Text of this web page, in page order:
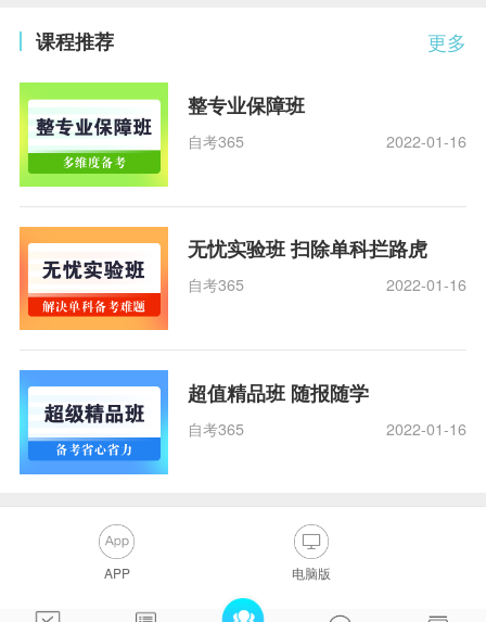
更多
课程推荐
整专业保障班
自考365 2022-01-16
无忧实验班 扫除单科拦路虎
自考365 2022-01-16
超值精品班 随报随学
自考365 2022-01-16
APP 电脑版